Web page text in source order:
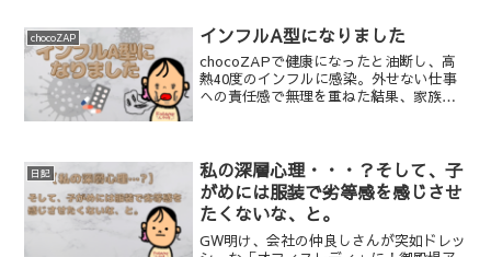
る寿命、スマホ充電にも使える便利さを
リアルにレビュー。今年こそ「脱・ベイ
マックス」でスマートに冬を乗り切りま
しょう。
chocoZAP インフルA型になりました
chocoZAPで健康になったと油断し、高
熱40度のインフルに感染。外せない仕事
への責任感で無理を重ねた結果、家族に
した母の再スタート実録。
日記
私の深層心理・・・？そして、子
がめには服装で劣等感を感じさせ
たくないな、と。
GW明け、会社の仲良しさんが突如ドレッ